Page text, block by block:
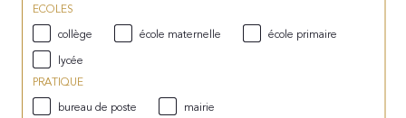
ECOLES
collège
école maternelle
école primaire
lycée
PRATIQUE
bureau de poste
mairie